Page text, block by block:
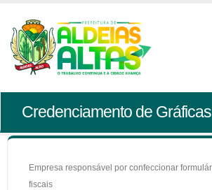
Credenciamento de Gráficas
Empresa responsável por confeccionar
fiscais